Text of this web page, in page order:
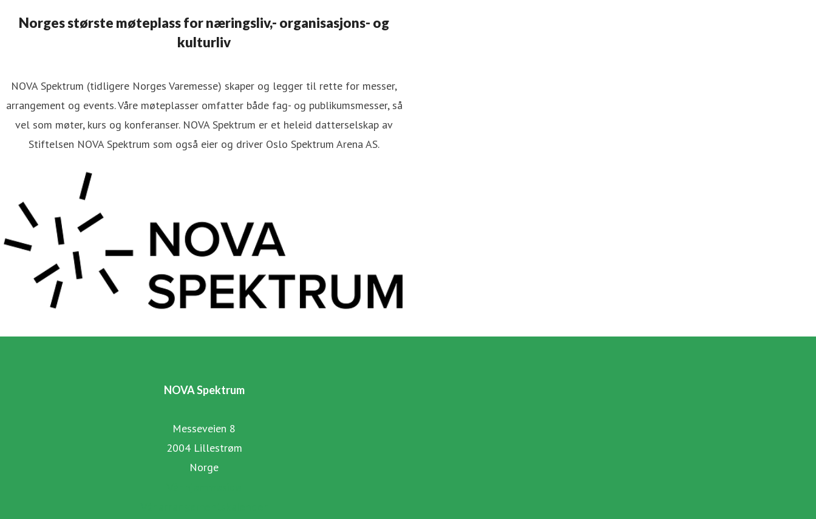
Norges største møteplass for næringsliv,- organisasjons- og
kulturliv
NOVA Spektrum (tidligere Norges Varemesse) skaper og legger til rette for messer,
arrangement og events. Våre møteplasser omfatter både fag- og publikumsmesser, så
vel som møter, kurs og konferanser. NOVA Spektrum er et heleid datterselskap av
Stiftelsen NOVA Spektrum som også eier og driver Oslo Spektrum Arena AS.
NOVA Spektrum
Messeveien 8
2004 Lillestrøm
Norge